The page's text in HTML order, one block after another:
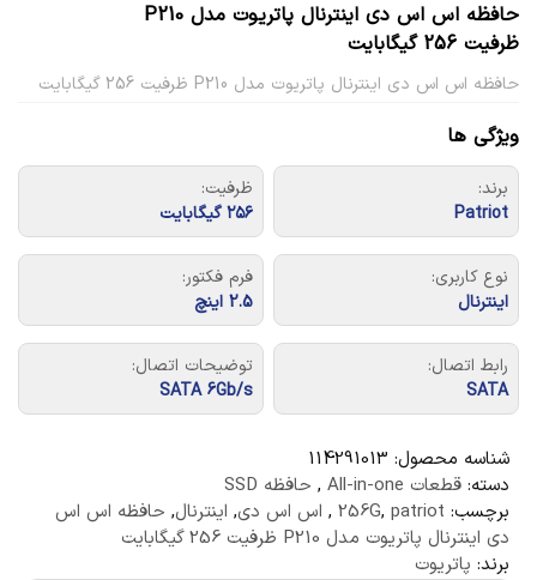
حافظه اس اس دی اینترنال پاتریوت مدل P210
ظرفیت 256 گیگابایت
حافظه اس اس دی اینترنال پاتریوت مدل P210 ظرفیت 256 گیگابایت
ویژگی ها
برند:
‎Patriot
ظرفیت:
۲۵۶ گیگابایت
نوع کاربری:
اینترنال
فرم فکتور:
2.5 اینچ
رابط اتصال:
SATA
توضیحات اتصال:
SATA 6Gb/s
شناسه محصول: 114291013
دسته: قطعات All-in-one , حافظه SSD
برچسب:
256G, patriot
, اس اس دی, اینترنال, حافظه اس اس
دی اینترنال پاتریوت مدل P210 ظرفیت 256 گیگابایت
برند: پاتریوت